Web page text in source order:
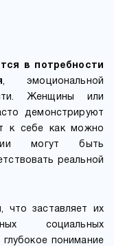
в потребности
, эмоциональной
Женщины или
демонстрируют
к себе как можно
могут быть
реальной
что заставляет их
социальных
понимание